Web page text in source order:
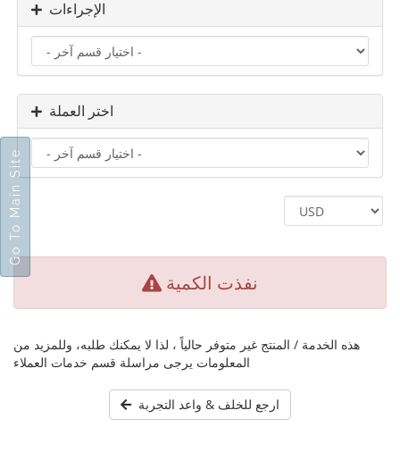
الإجراءات
اختر العملة
نفذت الكمية
هذه الخدمة / المنتج غير متوفر حالياً ، لذا لا يمكنك طلبه، وللمزيد من
المعلومات يرجى مراسلة قسم خدمات العملاء
ارجع للخلف & واعد التجربة
Go To Main Site